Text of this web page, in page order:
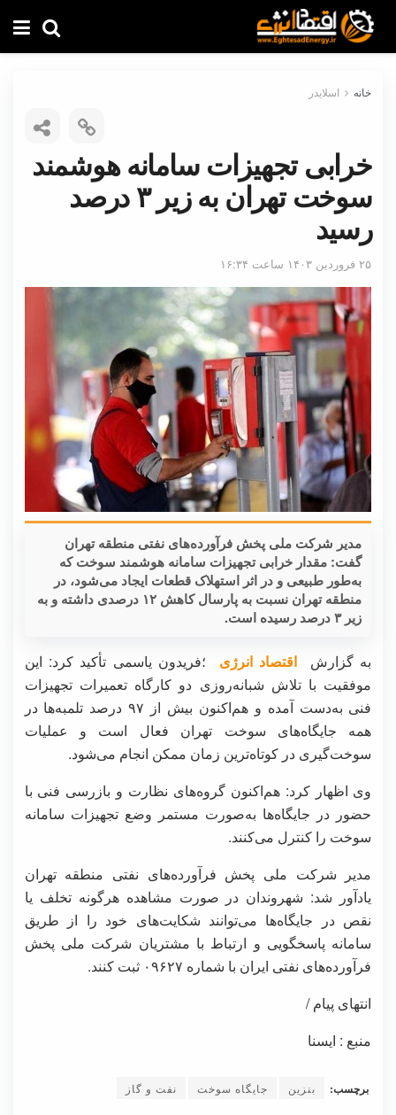
خانه اسلایدر
خرابی تجهیزات سامانه هوشمند
سوخت تهران به زیر ۳ درصد
رسید
۲۵ فروردین ۱۴۰۳ ساعت ۱۶:۳۴
مدیر شرکت ملی پخش فرآورده‌های نفتی منطقه تهران
گفت: مقدار خرابی تجهیزات سامانه هوشمند سوخت که
به‌طور طبیعی و در اثر استهلاک قطعات ایجاد می‌شود، در
منطقه تهران نسبت به پارسال کاهش ۱۲ درصدی داشته و به
زیر ۳ درصد رسیده است.
به گزارش اقتصاد انرژی ؛فریدون یاسمی تأکید کرد: این
موفقیت با تلاش شبانه‌روزی دو کارگاه تعمیرات تجهیزات‌
فنی به‌دست آمده و هم‌اکنون بیش از ۹۷ درصد تلمبه‌ها در
همه‌ جایگاه‌های سوخت تهران فعال است و عملیات
سوخت‌گیری در کوتاه‌ترین زمان ممکن انجام می‌شود.
وی اظهار کرد: هم‌اکنون گروه‌های نظارت و بازرسی فنی با
حضور در جایگاه‌ها به‌صورت مستمر وضع تجهیزات سامانه
سوخت را کنترل می‌کنند.
مدیر شرکت ملی پخش فرآورده‌های نفتی منطقه تهران
یادآور شد: شهروندان در صورت مشاهده هرگونه تخلف یا
نقص در جایگاه‌ها می‌توانند شکایت‌های خود را از طریق
سامانه پاسخگویی و ارتباط با مشتریان شرکت ملی پخش
فرآورده‌های نفتی ایران با شماره ۰۹۶۲۷ ثبت کنند.
انتهای پیام /
منبع : ایسنا
برچسب: بنزین جایگاه سوخت نفت و گاز